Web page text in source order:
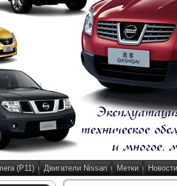
(P11) Двигатели Nissan Метки Новости